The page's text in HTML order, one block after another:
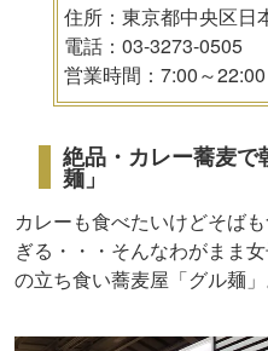
住所：東京都中央区日
電話：03-3273-0505
営業時間：7:00～22:00
絶品・カレー蕎麦
麺」
カレーも食べたいけどそば
ぎる・・・そんなわがまま
の立ち食い蕎麦屋「グル麺」